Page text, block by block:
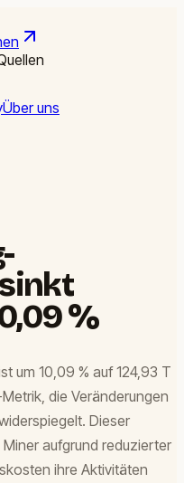
Über uns
%
um 10,09 % auf 124,93 T
die Veränderungen
Dieser
aufgrund reduzierter
ihre Aktivitäten